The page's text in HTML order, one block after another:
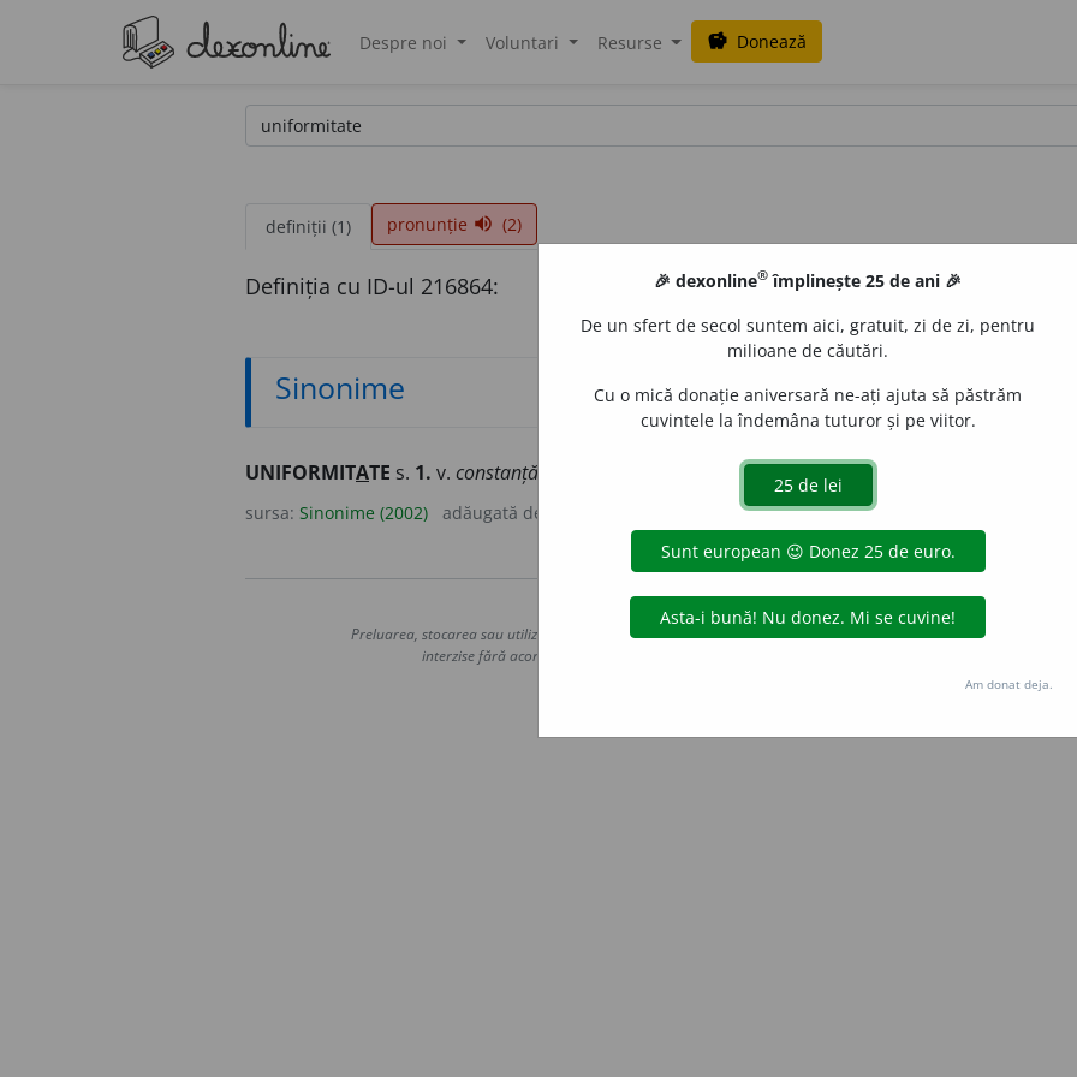
Despre noi Voluntari Resurse savings Donează
definiții (1) pronunție volume_up (2)
Definiția cu ID-ul 216864:
Sinonime
UNIFORMITATE s. 1. v. constanță.
sursa: Sinonime (2002) adăugată de
Copyright © 2004-2026 dexonline (https://dexonline.ro)
Preluarea, stocarea sau utilizarea datelor de pe acest site, inclusiv prin orice metode de extragere automată
interzise fără acordul nostru prealabil scris, cu excepția seturilor de date oferite oficial spre utilizare
Hosterion
🎉 dexonline® împlinește 25 de ani 🎉
De un sfert de secol suntem aici, gratuit, zi de zi, pentru
milioane de căutări.
Cu o mică donație aniversară ne-ați ajuta să păstrăm
cuvintele la îndemâna tuturor și pe viitor.
Am donat deja.